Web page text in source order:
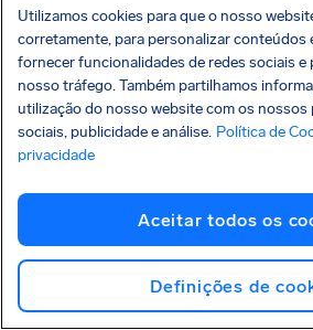
Vale a pena
com a LATAM ou
AirHelp?
Você pode solicitar diretamente
dificuldade no processo.
Na prática, mais da metade dos
já tentou resolver diretamente
antes de buscar ajuda
Utilizamos cookies para que o nosso
corretamente, para personalizar conteúdos
fornecer funcionalidades de redes sociais e
nosso tráfego. Também partilhamos
utilização do nosso website com os nossos
sociais, publicidade e análise. Política de
privacidade
Aceitar todos os
Definições de